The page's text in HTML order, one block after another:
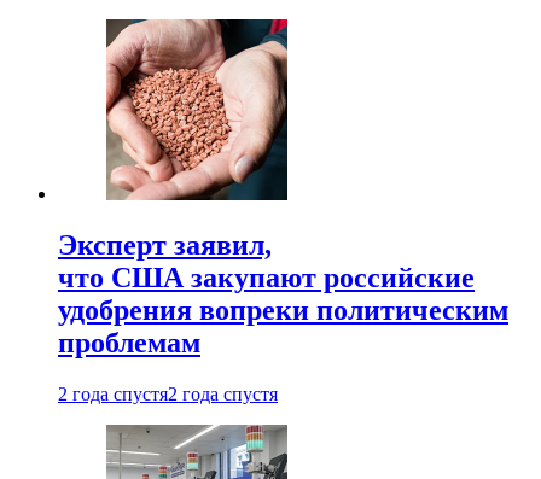
Эксперт заявил,
что США закупают российские
удобрения вопреки политическим
проблемам
2 года спустя2 года спустя